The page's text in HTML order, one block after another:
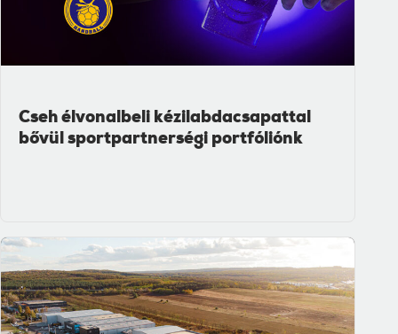
Cseh élvonalbeli kézilabdacsapattal
bővül sportpartnerségi portfóliónk